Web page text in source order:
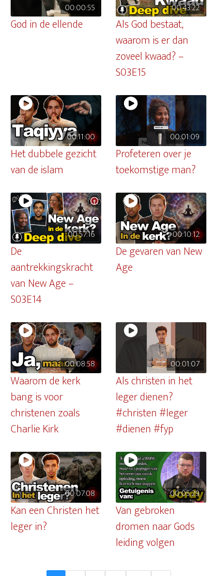
00:00:55
God in de ellende
00:43:22
Als God bestaat,
waarom is er dan
zoveel kwaad? –
S03E15
00:11:00
Het dubbele gezicht
van de islam
00:01:09
Profeteren over je
toekomstige man?
00:57:16
De
aantrekkingskracht
van New Age –
S03E14
00:10:12
De gevaren van New
Age
00:08:58
Waarom de kerk
bang is voor
christenen zoals
Charlie Kirk
00:01:07
Als christen in het
leger dienen?
#christen #leger
#dienen #fyp
00:07:08
Kan een Christen het
leger in?
00:05:29
Van gebroken
dromen naar Gods
leiding volgen